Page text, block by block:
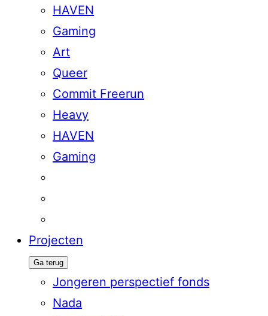
HAVEN
Gaming
Art
Queer
Commit Freerun
Heavy
HAVEN
Gaming
Projecten
Ga terug
Jongeren perspectief fonds
Nada